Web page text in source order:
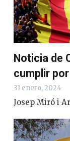
Noticia de
cumplir
31 enero, 2024
Josep Miró i